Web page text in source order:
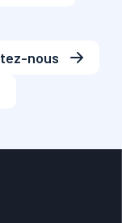
nous